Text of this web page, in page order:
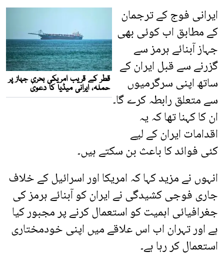
ایرانی فوج کے ترجمان
کے مطابق اب کوئی بھی
جہاز آبنائے ہرمز سے
گزرنے سے قبل ایران کے
ساتھ اپنی سرگرمیوں
سے متعلق رابطہ کرے گا۔
ان کا کہنا تھا کہ یہ
اقدامات ایران کے لیے
کئی فوائد کا باعث بن سکتے ہیں۔
انہوں نے مزید کہا کہ امریکا اور اسرائیل کے خلاف
جاری فوجی کشیدگی نے ایران کو آبنائے ہرمز کی
جغرافیائی اہمیت کو استعمال کرنے پر مجبور کیا
ہے اور تہران اب اس علاقے میں اپنی خودمختاری
استعمال کر رہا ہے۔